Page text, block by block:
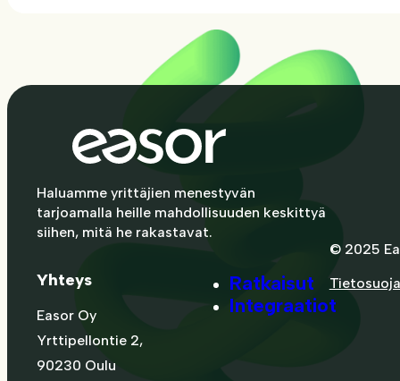
Haluamme yrittäjien menestyvän
tarjoamalla heille mahdollisuuden keskittyä
siihen, mitä he rakastavat.
Yhteys
Easor Oy
Yrttipellontie 2,
90230 Oulu
Ratkaisut
Integraatiot
© 2025